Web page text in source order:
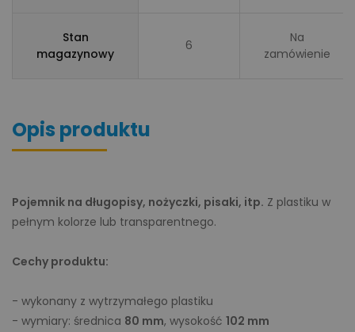
Stan
magazynowy
6
Na
zamówienie
Opis produktu
Pojemnik na długopisy, nożyczki, pisaki, itp. Z plastiku w
pełnym kolorze lub transparentnego.
Cechy produktu:
- wykonany z wytrzymałego plastiku
- wymiary: średnica 80 mm, wysokość 102 mm